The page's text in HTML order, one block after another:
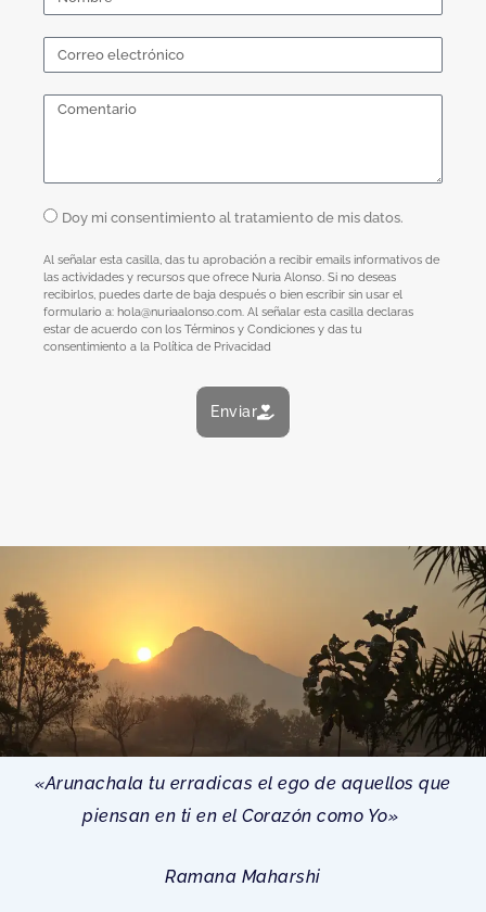
Doy mi consentimiento al tratamiento de mis datos.
Al señalar esta casilla, das tu aprobación a recibir emails informativos de
las actividades y recursos que ofrece Nuria Alonso. Si no deseas
recibirlos, puedes darte de baja después o bien escribir sin usar el
formulario a: hola@nuriaalonso.com. Al señalar esta casilla declaras
estar de acuerdo con los Términos y Condiciones y das tu
consentimiento a la Política de Privacidad
Enviar
r
t
i
v
e
:
«Arunachala tu erradicas el ego de aquellos que
piensan en ti en el Corazón como Yo»
Ramana Maharshi